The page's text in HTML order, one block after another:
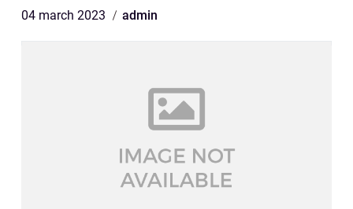
04 march 2023 admin